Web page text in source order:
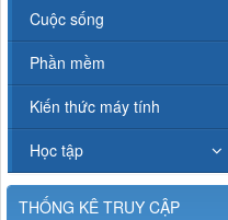
Cuộc sống
Phần mềm
Kiến thức máy tính
Học tập
THỐNG KÊ TRUY CẬP